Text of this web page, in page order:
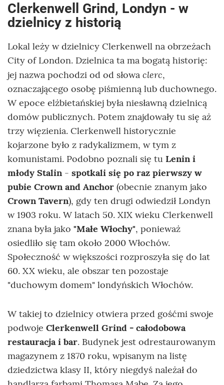
Clerkenwell Grind, Londyn - w
dzielnicy z historią
Lokal leży w dzielnicy Clerkenwell na obrzeżach
City of London. Dzielnica ta ma bogatą historię:
jej nazwa pochodzi od od słowa clerc,
oznaczającego osobę piśmienną lub duchownego.
W epoce elżbietańskiej była niesławną dzielnicą
domów publicznych. Potem znajdowały tu się aż
trzy więzienia. Clerkenwell historycznie
kojarzone było z radykalizmem, w tym z
komunistami. Podobno poznali się tu Lenin i
młody Stalin- spotkali się po raz pierwszy w
pubie Crown and Anchor (obecnie znanym jako
Crown Tavern), gdy ten drugi odwiedził Londyn
w 1903 roku. W latach 50. XIX wieku Clerkenwell
znana była jako "Małe Włochy", ponieważ
osiedliło się tam około 2000 Włochów.
Społeczność w większości rozproszyła się do lat
60. XX wieku, ale obszar ten pozostaje
"duchowym domem" londyńskich Włochów.
W takiej to dzielnicy otwiera przed gośćmi swoje
podwoje Clerkenwell Grind - całodobowa
restauracja i bar. Budynek jest odrestaurowanym
magazynem z 1870 roku, wpisanym na listę
dziedzictwa klasy II, który niegdyś należał do